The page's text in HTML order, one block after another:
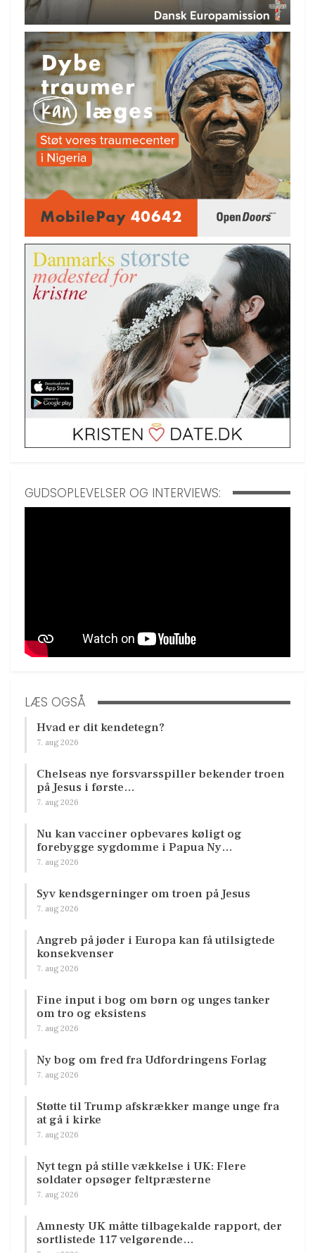
GUDSOPLEVELSER OG INTERVIEWS:
LÆS OGSÅ
Hvad er dit kendetegn?
7. aug 2026
Chelseas nye forsvarsspiller bekender troen
på Jesus i første…
7. aug 2026
Nu kan vacciner opbevares køligt og
forebygge sygdomme i Papua Ny…
7. aug 2026
Syv kendsgerninger om troen på Jesus
7. aug 2026
Angreb på jøder i Europa kan få utilsigtede
konsekvenser
7. aug 2026
Fine input i bog om børn og unges tanker
om tro og eksistens
7. aug 2026
Ny bog om fred fra Udfordringens Forlag
7. aug 2026
Støtte til Trump afskrækker mange unge fra
at gå i kirke
7. aug 2026
Nyt tegn på stille vækkelse i UK: Flere
soldater opsøger feltpræsterne
7. aug 2026
Amnesty UK måtte tilbagekalde rapport, der
sortlistede 117 velgørende…